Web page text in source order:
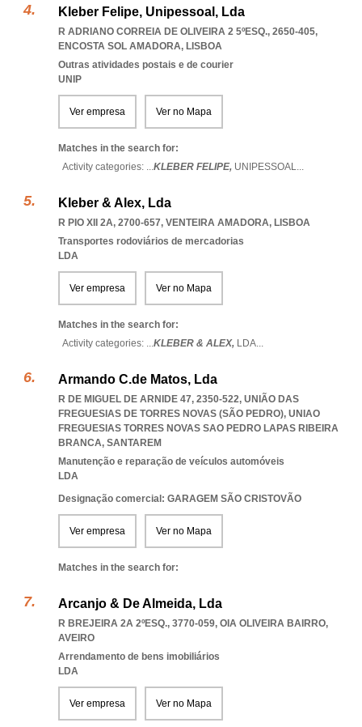
Kleber Felipe, Unipessoal, Lda
R ADRIANO CORREIA DE OLIVEIRA 2 5ºESQ., 2650-405,
ENCOSTA SOL AMADORA, LISBOA
Outras atividades postais e de courier
UNIP
Ver empresa Ver no Mapa
Matches in the search for:
Activity categories: ...KLEBER FELIPE, UNIPESSOAL...
Kleber & Alex, Lda
R PIO XII 2A, 2700-657, VENTEIRA AMADORA, LISBOA
Transportes rodoviários de mercadorias
LDA
Ver empresa Ver no Mapa
Matches in the search for:
Activity categories: ...KLEBER & ALEX, LDA...
Armando C.de Matos, Lda
R DE MIGUEL DE ARNIDE 47, 2350-522, UNIÃO DAS
FREGUESIAS DE TORRES NOVAS (SÃO PEDRO), UNIAO
FREGUESIAS TORRES NOVAS SAO PEDRO LAPAS RIBEIRA
BRANCA, SANTAREM
Manutenção e reparação de veículos automóveis
LDA
Designação comercial: GARAGEM SÃO CRISTOVÃO
Ver empresa Ver no Mapa
Matches in the search for:
Arcanjo & De Almeida, Lda
R BREJEIRA 2A 2ºESQ., 3770-059, OIA OLIVEIRA BAIRRO,
AVEIRO
Arrendamento de bens imobiliários
LDA
Ver empresa Ver no Mapa